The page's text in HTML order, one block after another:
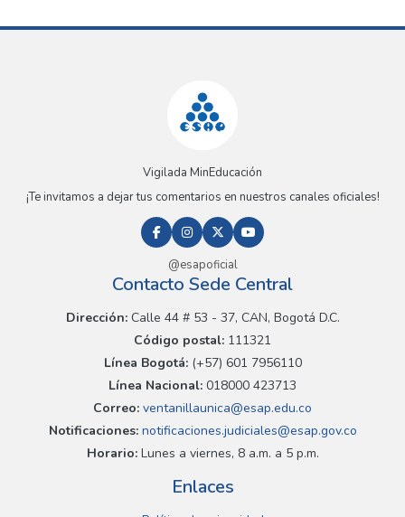
Vigilada MinEducación
¡Te invitamos a dejar tus comentarios en nuestros canales oficiales!
@esapoficial
Contacto Sede Central
Dirección:Calle 44 # 53 - 37, CAN, Bogotá D.C.
Código postal: 111321
Línea Bogotá:(+57) 601 7956110
Línea Nacional: 018000 423713
Correo: ventanillaunica@esap.edu.co
Notificaciones:notificaciones.judiciales@esap.gov.co
Horario:Lunes a viernes, 8 a.m. a 5 p.m.
Enlaces